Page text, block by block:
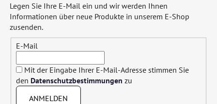
Legen Sie Ihre E-Mail ein und wir werden Ihnen
Informationen über neue Produkte in unserem E-Shop
zusenden.
E-Mail
Mit der Eingabe Ihrer E-Mail-Adresse stimmen Sie
den Datenschutzbestimmungen zu
ANMELDEN